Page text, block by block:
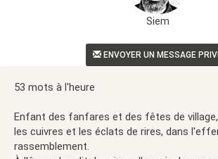
Siem
ENVOYER UN MESSAGE
53 mots à l'heure
Enfant des fanfares et des fêtes de
les cuivres et les éclats de rires, dans
rassemblement.